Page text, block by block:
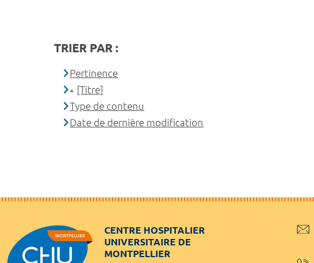
TRIER PAR :
Pertinence
[Titre]
Type de contenu
Date de dernière modification
CENTRE HOSPITALIER
UNIVERSITAIRE DE
MONTPELLIER